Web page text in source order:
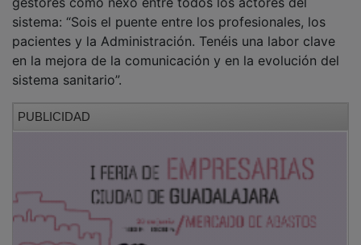
también el éxito del programa formativo vinculado a
este foro, destacando su crecimiento y
reconocimiento: más de 800 egresados, 17 ediciones
en 15 años y un alumnado cada vez más internacional
y multidisciplinar, consolidándose como referente en